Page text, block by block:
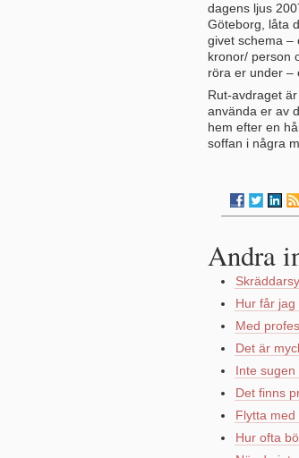
dagens ljus
Göteborg, låta
givet schema –
kronor/ person
röra er under –
Rut-avdraget
använda er av
hem efter en
soffan i några
Andra
Hur får
Med
Det är
Inte
Det finns
Flytta
Hur ofta